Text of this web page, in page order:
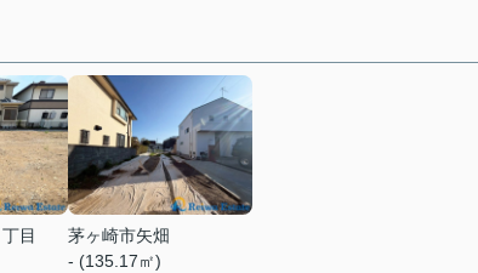
目
茅ヶ崎市矢畑
- (135.17㎡)